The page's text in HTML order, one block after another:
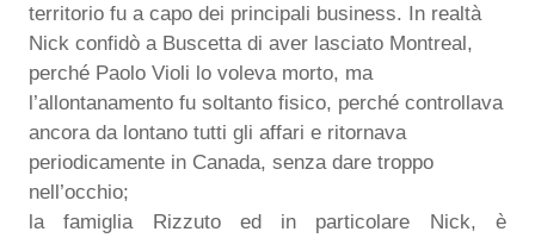
territorio fu a capo dei principali business. In realtà
Nick confidò a Buscetta di aver lasciato Montreal,
perché Paolo Violi lo voleva morto, ma
l’allontanamento fu soltanto fisico, perché controllava
ancora da lontano tutti gli affari e ritornava
periodicamente in Canada, senza dare troppo
nell’occhio;
la famiglia Rizzuto ed in particolare Nick, è